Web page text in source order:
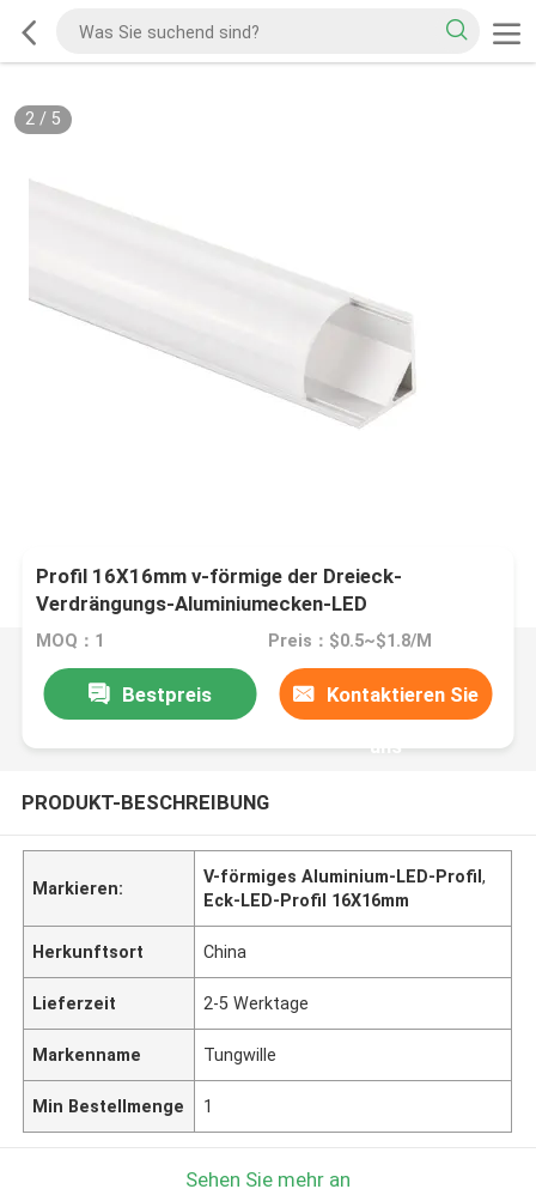
2/ 5
Profil 16X16mm v-förmige der Dreieck-
Verdrängungs-Aluminiumecken-LED
MOQ：1 Preis：$0.5~$1.8/M
Bestpreis Kontaktieren Sie
uns
PRODUKT-BESCHREIBUNG
Markieren:
V-förmiges Aluminium-LED-Profil,
Eck-LED-Profil 16X16mm
Herkunftsort China
Lieferzeit 2-5 Werktage
Markenname Tungwille
Min Bestellmenge 1
Sehen Sie mehr an